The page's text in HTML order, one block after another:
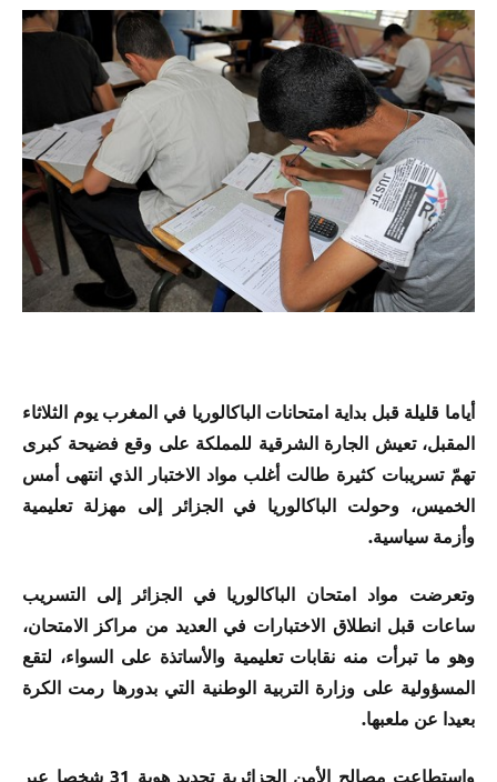
أياما قليلة قبل بداية امتحانات الباكالوريا في المغرب يوم الثلاثاء
المقبل، تعيش الجارة الشرقية للمملكة على وقع فضيحة كبرى
تهمّ تسريبات كثيرة طالت أغلب مواد الاختبار الذي انتهى أمس
الخميس، وحولت الباكالوريا في الجزائر إلى مهزلة تعليمية
وأزمة سياسية.
وتعرضت مواد امتحان الباكالوريا في الجزائر إلى التسريب
ساعات قبل انطلاق الاختبارات في العديد من مراكز الامتحان،
وهو ما تبرأت منه نقابات تعليمية والأساتذة على السواء، لتقع
المسؤولية على وزارة التربية الوطنية التي بدورها رمت الكرة
بعيدا عن ملعبها.
واستطاعت مصالح الأمن الجزائرية تحديد هوية 31 شخصا عبر